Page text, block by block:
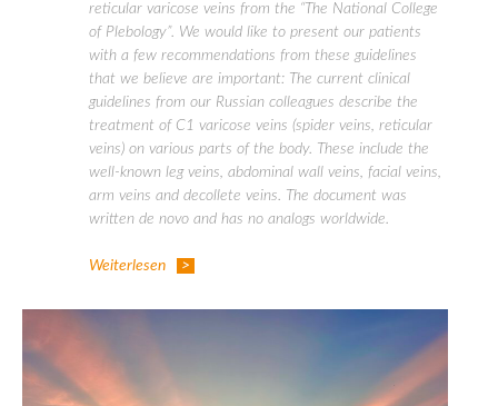
reticular varicose veins from the “The National College
of Plebology”. We would like to present our patients
with a few recommendations from these guidelines
that we believe are important: The current clinical
guidelines from our Russian colleagues describe the
treatment of C1 varicose veins (spider veins, reticular
veins) on various parts of the body. These include the
well-known leg veins, abdominal wall veins, facial veins,
arm veins and decollete veins. The document was
written de novo and has no analogs worldwide.
Weiterlesen